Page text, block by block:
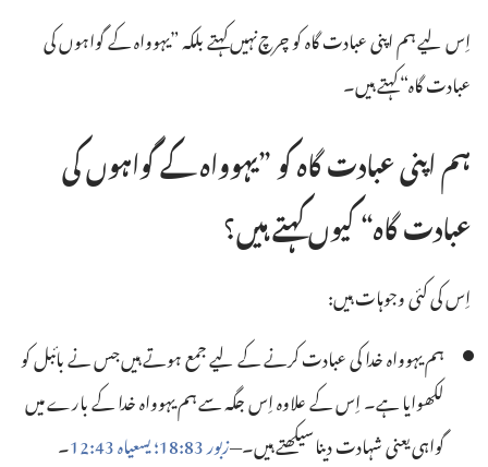
اِس لیے ہم اپنی عبادت گاہ کو چرچ نہیں کہتے بلکہ ”‏یہوواہ کے گواہوں کی
عبادت گاہ“‏ کہتے ہیں۔‏
ہم اپنی عبادت گاہ کو ”‏یہوواہ کے گواہوں کی
عبادت گاہ“‏ کیوں کہتے ہیں؟‏
اِس کی کئی وجوہات ہیں:‏
ہم یہوواہ خدا کی عبادت کرنے کے لیے جمع ہوتے ہیں جس نے بائبل کو
لکھوایا ہے۔ اِس کے علاوہ اِس جگہ سے ہم یہوواہ خدا کے بارے میں
گواہی یعنی شہادت دینا سیکھتے ہیں۔—‏زبور 83:‏18؛‏ یسعیاہ 43:‏12
‏۔‏